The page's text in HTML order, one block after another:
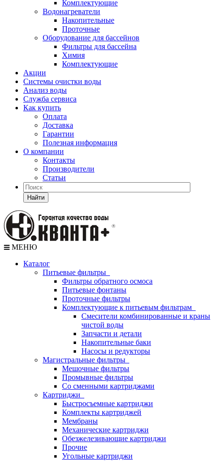
Комплектующие
Водонагреватели
Накопительные
Проточные
Оборудование для бассейнов
Фильтры для бассейна
Химия
Комплектующие
Акции
Системы очистки воды
Анализ воды
Служба сервиса
Как купить
Оплата
Доставка
Гарантии
Полезная информация
О компании
Контакты
Производители
Статьи
Найти
МЕНЮ
Каталог
Питьевые фильтры
Фильтры обратного осмоса
Питьевые фонтаны
Проточные фильтры
Комплектующие к питьевым фильтрам
Смесители комбинированные и краны
чистой воды
Запчасти и детали
Накопительные баки
Насосы и редукторы
Магистральные фильтры
Мешочные фильтры
Промывные фильтры
Со сменными картриджами
Картриджи
Быстросъемные картриджи
Комплекты картриджей
Мембраны
Механические картриджи
Обезжелезивающие картриджи
Прочие
Угольные картриджи